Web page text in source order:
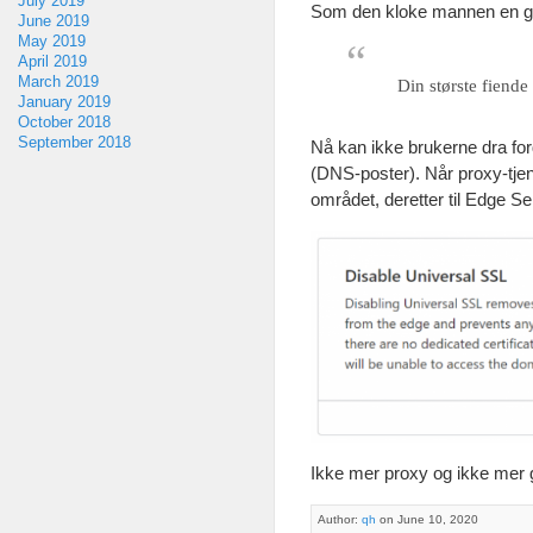
June 2019
May 2019
April 2019
March 2019
January 2019
October 2018
September 2018
Som den kloke mannen en
Din største
Nå kan ikke brukerne dra
(DNS-poster). Når proxy-
området, deretter til Edge
Ikke mer proxy og ikke mer
Author: qh on June 10, 2020